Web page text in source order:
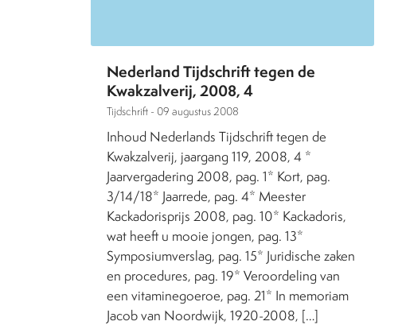
Nederland Tijdschrift tegen de
Kwakzalverij, 2008, 4
Tijdschrift - 09 augustus 2008
Inhoud Nederlands Tijdschrift tegen de
Kwakzalverij, jaargang 119, 2008, 4 *
Jaarvergadering 2008, pag. 1* Kort, pag.
3/14/18* Jaarrede, pag. 4* Meester
Kackadorisprijs 2008, pag. 10* Kackadoris,
wat heeft u mooie jongen, pag. 13*
Symposiumverslag, pag. 15* Juridische zaken
en procedures, pag. 19* Veroordeling van
een vitaminegoeroe, pag. 21* In memoriam
Jacob van Noordwijk, 1920-2008, […]